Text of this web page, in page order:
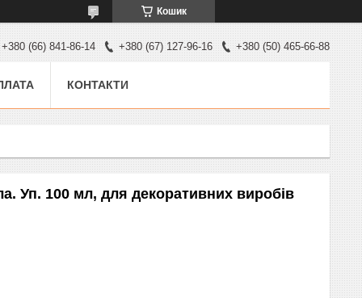
Кошик
+380 (66) 841-86-14 +380 (67) 127-96-16 +380 (50) 465-66-88
КОНТАКТИ
Уп. 100 мл, для декоративних виробів